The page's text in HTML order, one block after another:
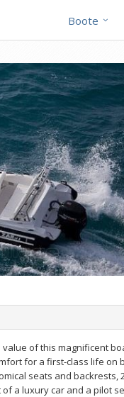
Boote
of this magnificent
for a first-class life on
seats and
a luxury car and a pilot